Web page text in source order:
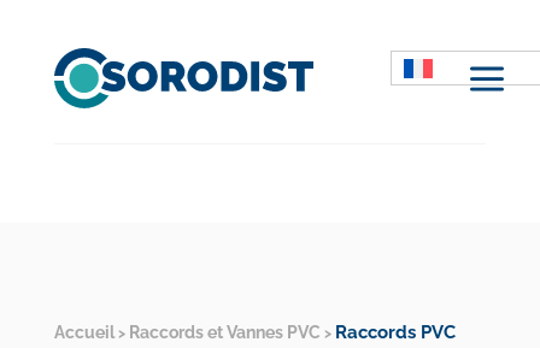
M
Accueil> Raccords et Vannes PVC > Raccords PVC